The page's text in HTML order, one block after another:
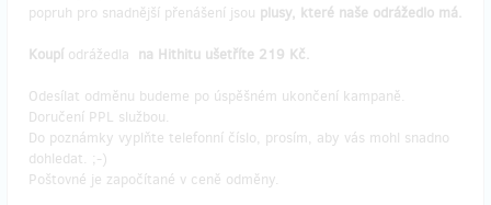
popruh pro snadnější přenášení jsou plusy, které naše odrážedlo má.
Koupí odrážedla na Hithitu ušetříte 219 Kč.
Odesílat odměnu budeme po úspěšném ukončení kampaně.
Doručení PPL službou.
Do poznámky vyplňte telefonní číslo, prosím, aby vás mohl snadno
dohledat. ;-)
Poštovné je započítané v ceně odměny.